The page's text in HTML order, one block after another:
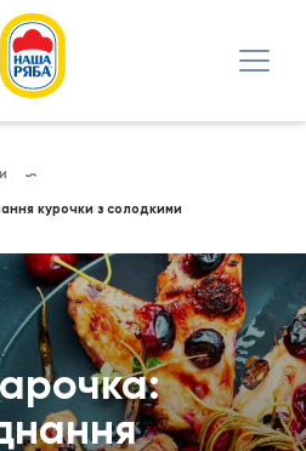
курочки з солодкими